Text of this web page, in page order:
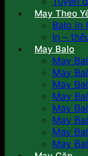
May Theo
Balo in
In –
May Balo
May
May
May
May
May
May
May
May